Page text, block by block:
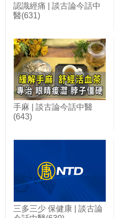
認識經痛 | 談古論今話中
醫(631)
手麻 | 談古論今話中醫
(643)
三多三少 保健康 | 談古論